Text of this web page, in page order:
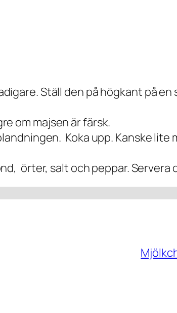
Ställ den på högkant på en
om majsen är färsk.
Koka upp. Kanske lite
örter, salt och peppar. Servera